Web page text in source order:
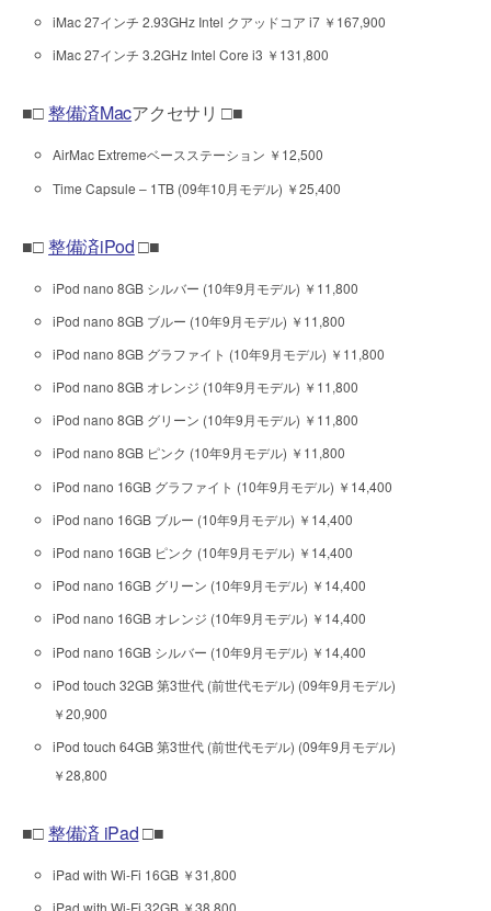
iMac 27インチ 2.93GHz Intel クアッドコア i7 ￥167,900
iMac 27インチ 3.2GHz Intel Core i3 ￥131,800
■□整備済Macアクセサリ □■
AirMac Extremeベースステーション ￥12,500
Time Capsule – 1TB (09年10月モデル) ￥25,400
■□整備済iPod□■
iPod nano 8GB シルバー (10年9月モデル) ￥11,800
iPod nano 8GB ブルー (10年9月モデル) ￥11,800
iPod nano 8GB グラファイト (10年9月モデル) ￥11,800
iPod nano 8GB オレンジ (10年9月モデル) ￥11,800
iPod nano 8GB グリーン (10年9月モデル) ￥11,800
iPod nano 8GB ピンク (10年9月モデル) ￥11,800
iPod nano 16GB グラファイト (10年9月モデル) ￥14,400
iPod nano 16GB ブルー (10年9月モデル) ￥14,400
iPod nano 16GB ピンク (10年9月モデル) ￥14,400
iPod nano 16GB グリーン (10年9月モデル) ￥14,400
iPod nano 16GB オレンジ (10年9月モデル) ￥14,400
iPod nano 16GB シルバー (10年9月モデル) ￥14,400
iPod touch 32GB 第3世代 (前世代モデル) (09年9月モデル)
￥20,900
iPod touch 64GB 第3世代 (前世代モデル) (09年9月モデル)
￥28,800
■□整備済 iPad□■
iPad with Wi-Fi 16GB ￥31,800
iPad with Wi-Fi 32GB ￥38,800